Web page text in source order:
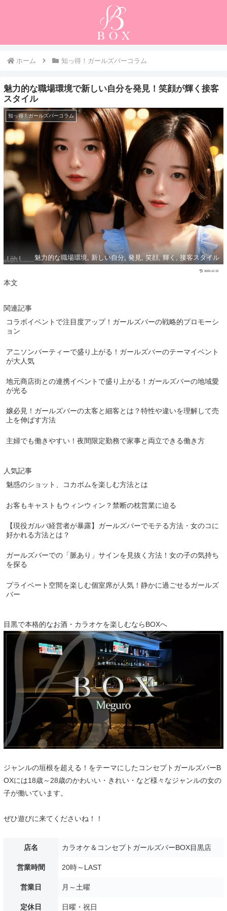
ホーム 知っ得！ガールズバーコラム
魅力的な職場環境で新しい自分を発見！笑顔が輝く接客
スタイル
知っ得！ガールズバーコラム
魅力的な職場環境, 新しい自分, 発見, 笑顔, 輝く, 接客スタイル
2024.12.15
本文
関連記事
コラボイベントで注目度アップ！ガールズバーの戦略的プロモーシ
ョン
アニソンパーティーで盛り上がる！ガールズバーのテーマイベント
が大人気
地元商店街との連携イベントで盛り上がる！ガールズバーの地域愛
が光る
嬢必見！ガールズバーの太客と細客とは？特性や違いを理解して売
上を伸ばす方法
主婦でも働きやすい！夜間限定勤務で家事と両立できる働き方
人気記事
魅惑のショット、コカボムを楽しむ方法とは
お客もキャストもウィンウィン？禁断の枕営業に迫る
【現役ガルバ経営者が暴露】ガールズバーでモテる方法・女のコに
好かれる方法とは？
ガールズバーでの「脈あり」サインを見抜く方法！女の子の気持ち
を探る
プライベート空間を楽しむ個室席が人気！静かに過ごせるガールズ
バー
目黒で本格的なお酒・カラオケを楽しむならBOXへ
ジャンルの垣根を超える！をテーマにしたコンセプトガールズバーB
OXには18歳～28歳のかわいい・きれい・など様々なジャンルの女の
子が働いています。
ぜひ遊びに来てくださいね！！
店名 カラオケ＆コンセプトガールズバーBOX目黒店
営業時間 20時～LAST
営業日 月～土曜
定休日 日曜・祝日